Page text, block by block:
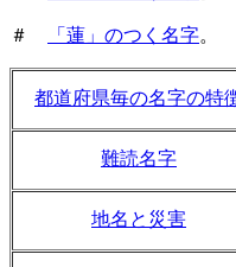
＃ 「蓮」のつく名字。
都道府県毎の名字の特
難読名字
地名と災害